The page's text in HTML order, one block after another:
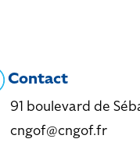
Contact
91 boulevard de
cngof@cngof.fr